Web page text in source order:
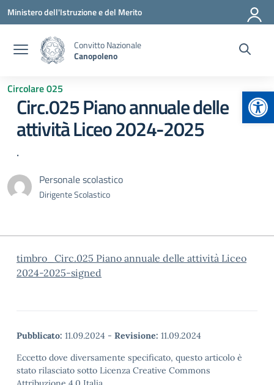
Vai ai contenuti
Vai al menu di navigazione
Vai al footer
Ministero dell'Istruzione e del Merito
Convitto Nazionale
Canopoleno
Circolare 025
Circ.025 Piano annuale delle
attività Liceo 2024-2025
.
Personale scolastico
Dirigente Scolastico
timbro_Circ.025 Piano annuale delle attività Liceo
2024-2025-signed
Pubblicato: 11.09.2024 - Revisione: 11.09.2024
Eccetto dove diversamente specificato, questo articolo è
stato rilasciato sotto Licenza Creative Commons